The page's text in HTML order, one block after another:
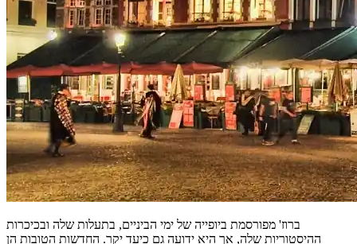
ברוז' מפורסמת ביופייה של ימי הביניים, בתעלות שלה ובכיכרות
ההיסטוריות שלה, אך היא ידועה גם כיעד יקר. החדשות הטובות הן